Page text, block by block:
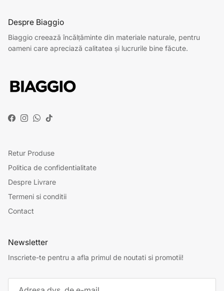
Despre Biaggio
Biaggio creează încălțăminte din materiale naturale, pentru
oameni care apreciază calitatea și lucrurile bine făcute.
Facebook
Instagram
WhatsApp
TikTok
Retur Produse
Politica de confidentialitate
Despre Livrare
Termeni si conditii
Contact
Newsletter
Inscriete-te pentru a afla primul de noutati si promotii!